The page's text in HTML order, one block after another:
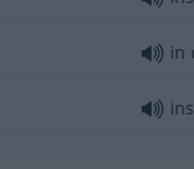
in
ins